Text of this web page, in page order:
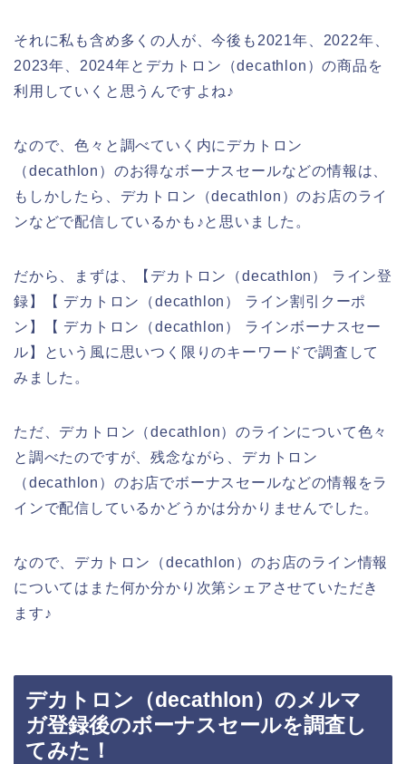
それに私も含め多くの人が、今後も2021年、2022年、
2023年、2024年とデカトロン（decathlon）の商品を
利用していくと思うんですよね♪
なので、色々と調べていく内にデカトロン
（decathlon）のお得なボーナスセールなどの情報は、
もしかしたら、デカトロン（decathlon）のお店のライ
ンなどで配信しているかも♪と思いました。
だから、まずは、【デカトロン（decathlon） ライン登
録】【 デカトロン（decathlon） ライン割引クーポ
ン】【 デカトロン（decathlon） ラインボーナスセー
ル】という風に思いつく限りのキーワードで調査して
みました。
ただ、デカトロン（decathlon）のラインについて色々
と調べたのですが、残念ながら、デカトロン
（decathlon）のお店でボーナスセールなどの情報をラ
インで配信しているかどうかは分かりませんでした。
なので、デカトロン（decathlon）のお店のライン情報
についてはまた何か分かり次第シェアさせていただき
ます♪
デカトロン（decathlon）のメルマ
ガ登録後のボーナスセールを調査し
てみた！